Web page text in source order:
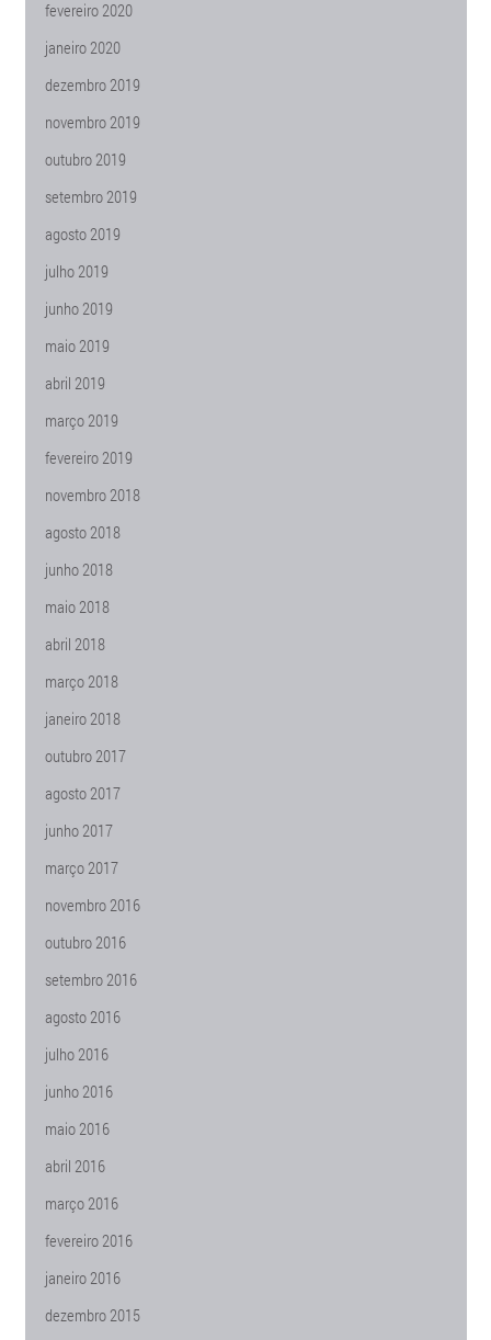
fevereiro 2020
janeiro 2020
dezembro 2019
novembro 2019
outubro 2019
setembro 2019
agosto 2019
julho 2019
junho 2019
maio 2019
abril 2019
março 2019
fevereiro 2019
novembro 2018
agosto 2018
junho 2018
maio 2018
abril 2018
março 2018
janeiro 2018
outubro 2017
agosto 2017
junho 2017
março 2017
novembro 2016
outubro 2016
setembro 2016
agosto 2016
julho 2016
junho 2016
maio 2016
abril 2016
março 2016
fevereiro 2016
janeiro 2016
dezembro 2015